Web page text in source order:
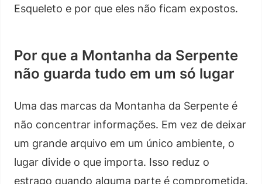
Esqueleto e por que eles não ficam expostos.
Por que a Montanha da Serpente
não guarda tudo em um só lugar
Uma das marcas da Montanha da Serpente é
não concentrar informações. Em vez de deixar
um grande arquivo em um único ambiente, o
lugar divide o que importa. Isso reduz o
estrago quando alguma parte é comprometida.